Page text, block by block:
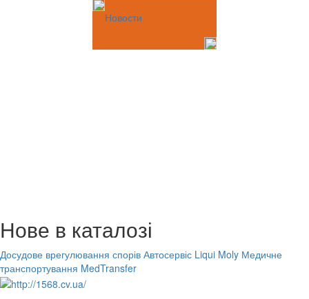
Новости
Нове в каталозі
Досудове врегулювання спорів Автосервіс Liqui Moly Медичне
транспортування MedTransfer